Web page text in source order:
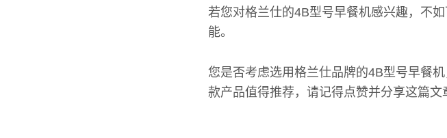
若您对格兰仕的4B型号早餐机感兴趣，不
能。
您是否考虑选用格兰仕品牌的4B型号早餐
款产品值得推荐，请记得点赞并分享这篇文